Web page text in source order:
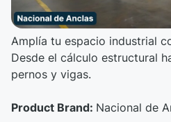
Amplía tu espacio industrial
Desde el cálculo estructural
pernos y vigas.
Product Brand: Nacional de